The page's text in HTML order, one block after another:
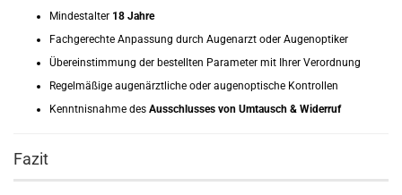
Mindestalter 18 Jahre
Fachgerechte Anpassung durch Augenarzt oder Augenoptiker
Übereinstimmung der bestellten Parameter mit Ihrer Verordnung
Regelmäßige augenärztliche oder augenoptische Kontrollen
Kenntnisnahme des Ausschlusses von Umtausch & Widerruf
Fazit